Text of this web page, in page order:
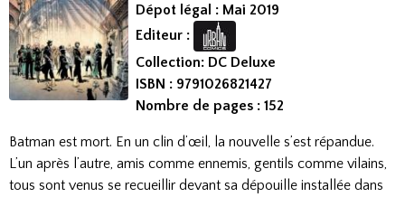
Dépot légal : Mai 2019
Editeur :
Collection: DC Deluxe
ISBN : 9791026821427​
Nombre de pages : 152
Batman est mort. En un clin d’œil, la nouvelle s’est répandue.
L’un après l’autre, amis comme ennemis, gentils comme vilains,
tous sont venus se recueillir devant sa dépouille installée dans